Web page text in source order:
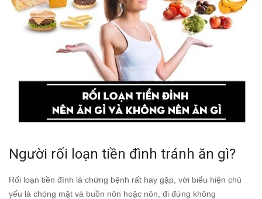
Người rối loạn tiền đình tránh ăn gì?
Rối loạn tiền đình là chứng bệnh rất hay gặp, với biểu hiện chủ
yếu là chóng mặt và buồn nôn hoặc nôn, đi đứng không